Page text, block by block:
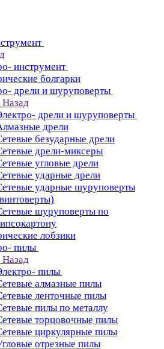
инструмент
болгарки
дрели и шуруповерты
Назад
дрели и шуруповерты
дрели
безударные дрели
дрели-миксеры
угловые дрели
ударные дрели
ударные шуруповерты
шуруповерты по
лобзики
пилы
Назад
пилы
алмазные пилы
ленточные пилы
пилы по металлу
торцовочные пилы
циркулярные пилы
отрезные пилы